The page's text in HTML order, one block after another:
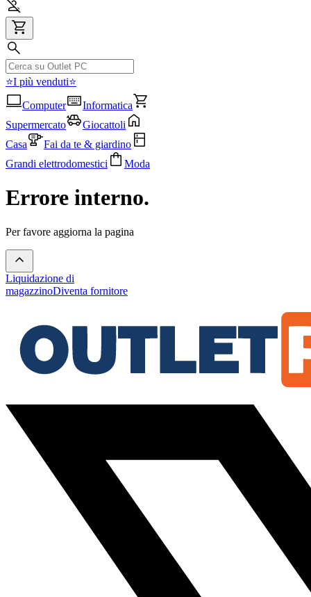
⭐I più venduti⭐
Computer
Informatica
Supermercato
Giocattoli
Casa
Fai da te & giardino
Grandi elettrodomestici
Moda
Errore interno.
Per favore aggiorna la pagina
Liquidazione di
magazzinoDiventa fornitore